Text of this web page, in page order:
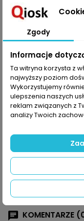
Ilość
OPIS
Lato to raj dla
inspiracji dla naszych
komplet z serwetki i
Jeden to patchwork,
Mamy także coś
wybraliśmy
soczysty żółty kolor.
Wśród perełek tego
skomplikowania.
KOMENTARZE
Zgody
Informacje
Ta witryna korzysta z
najwyższy poziom
Wykorzystujemy
ulepszenia naszych
reklam związanych z
analizy Twoich